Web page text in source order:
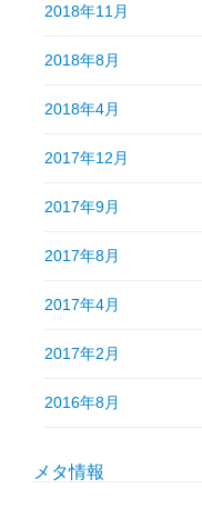
2018年11月
2018年8月
2018年4月
2017年12月
2017年9月
2017年8月
2017年4月
2017年2月
2016年8月
メタ情報